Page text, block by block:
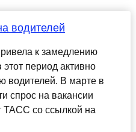
водителей
к замедлению
период активно
водителей. В марте в
спрос на вакансии
ТАСС со ссылкой на